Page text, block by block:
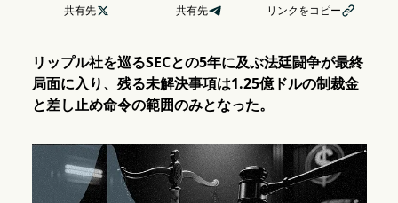
共有先 共有先 リンクをコピー
リップル社を巡るSECとの5年に及ぶ法廷闘争が最終
局面に入り、残る未解決事項は1.25億ドルの制裁金
と差し止め命令の範囲のみとなった。